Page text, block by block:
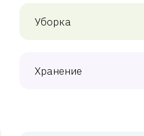
Уборка
Хранение